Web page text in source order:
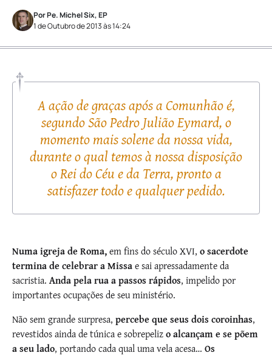
Por Pe. Michel Six, EP
1 de Outubro de 2013 às 14:24
A ação de graças após a Comunhão é,
segundo São Pedro Julião Eymard, o
momento mais solene da nossa vida,
durante o qual temos à nossa disposição
o Rei do Céu e da Terra, pronto a
satisfazer todo e qualquer pedido.
Numa igreja de Roma,em fins do século XVI, o sacerdote
termina de celebrar a Missae sai apressadamente da
sacristia. Anda pela rua a passos rápidos, impelido por
importantes ocupações de seu ministério.
Não sem grande surpresa, percebe que seus dois coroinhas,
revestidos ainda de túnica e sobrepelizo alcançam e se põem
a seu lado, portando cada qual uma vela acesa… Os